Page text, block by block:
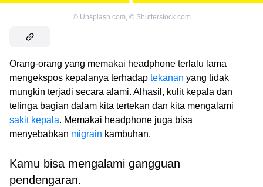
© Unsplash.com © Shutterstock.com
Orang-orang yang memakai headphone terlalu lama
mengekspos kepalanya terhadap tekanan yang tidak
mungkin terjadi secara alami. Alhasil, kulit kepala dan
telinga bagian dalam kita tertekan dan kita mengalami
sakit kepala. Memakai headphone juga bisa
menyebabkan migrain kambuhan.
Kamu bisa mengalami gangguan
pendengaran.